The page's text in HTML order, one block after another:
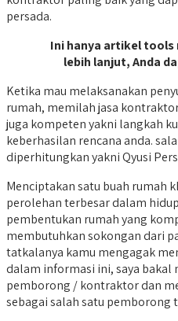
persada.
Ini hanya artikel
lebih lanjut, Anda
Ketika mau melaksanakan
rumah, memilah jasa
juga kompeten yakni langkah
keberhasilan rencana anda.
diperhitungkan yakni Qyusi
Menciptakan satu buah rumah
perolehan terbesar dalam
pembentukan rumah yang
membutuhkan sokongan dari
tatkalanya kamu mengagak
dalam informasi ini, saya
pemborong / kontraktor dan
sebagai salah satu pemborong